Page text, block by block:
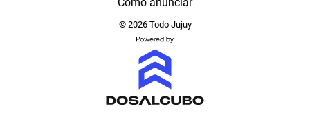
© 2026 Todo Jujuy